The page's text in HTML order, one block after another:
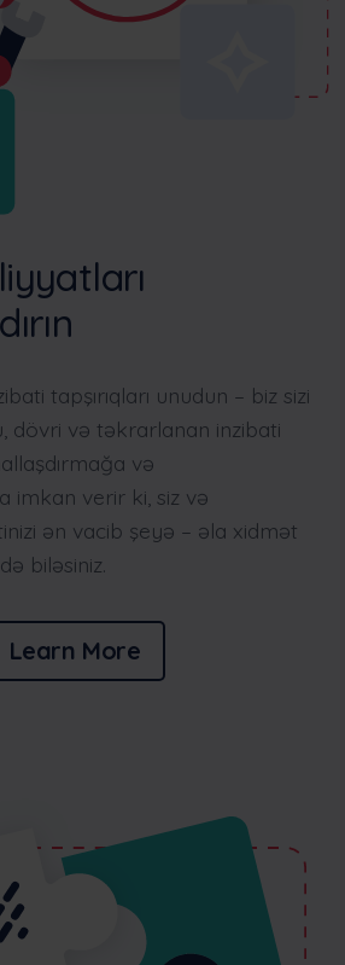
tapşırıqları unudun – biz sizi
dövri və təkrarlanan inzibati
və
imkan verir ki, siz və
ən vacib şeyə – əla xidmət
biləsiniz.
Learn More